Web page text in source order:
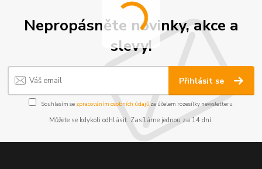
Nepropásněte novinky, akce a
slevy!
Přihlásit se
Souhlasím se zpracováním osobních údajůza účelem rozesílky newsletteru.
Můžete se kdykoli odhlásit. Zasíláme jednou za 14 dní.